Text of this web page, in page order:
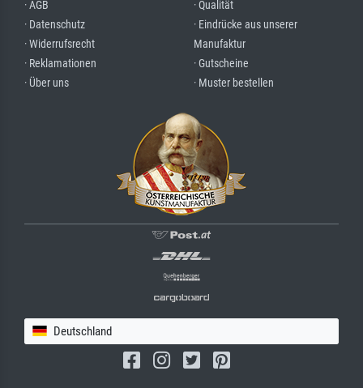
· AGB
· Datenschutz
· Widerrufsrecht
· Reklamationen
· Über uns
· Qualität
· Eindrücke aus unserer
Manufaktur
· Gutscheine
· Muster bestellen
Deutschland